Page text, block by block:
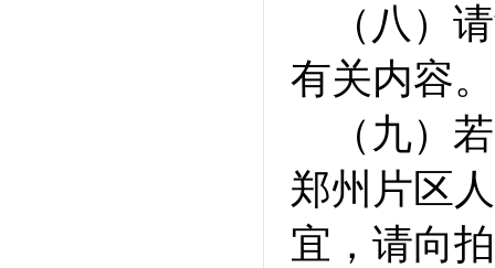
（八）
有关内容。
（九）
郑州片区
宜，请向